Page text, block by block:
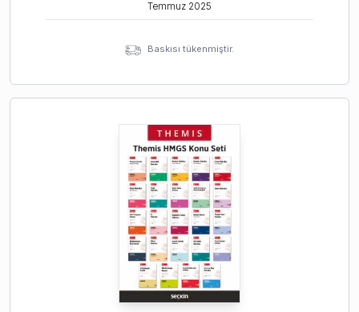
Temmuz 2025
Baskısı tükenmiştir.